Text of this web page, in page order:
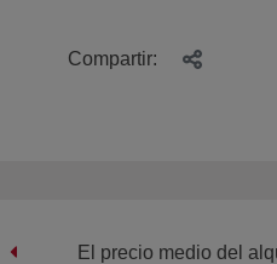
Compartir:
El precio medio del